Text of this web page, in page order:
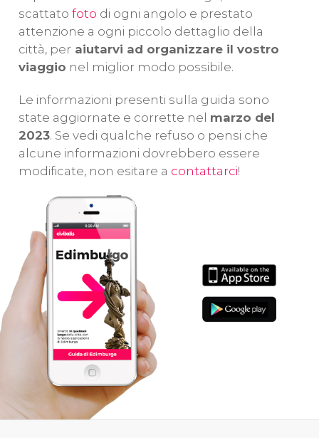
solo alcuni dei
luoghi
mozzafiato che
visiteremo!
della capitale
della Scozia.
Andiamo?
scattato foto di ogni angolo e prestato
attenzione a ogni piccolo dettaglio della
città, peraiutarvi ad organizzare il vostro
viaggio nel miglior modo possibile.
Le informazioni presenti sulla guida sono
state aggiornate e corrette nel marzo del
2023. Se vedi qualche refuso o pensi che
alcune informazioni dovrebbero essere
modificate, non esitare a contattarci!